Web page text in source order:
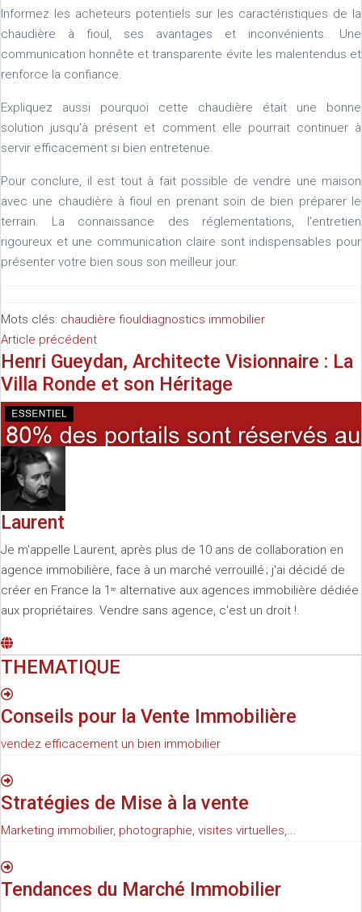
Informez les acheteurs potentiels sur les caractéristiques de la
chaudière à fioul, ses avantages et inconvénients. Une
communication honnête et transparente évite les malentendus et
renforce la confiance.
Expliquez aussi pourquoi cette chaudière était une bonne
solution jusqu'à présent et comment elle pourrait continuer à
servir efficacement si bien entretenue.
Pour conclure, il est tout à fait possible de vendre une maison
avec une chaudière à fioul en prenant soin de bien préparer le
terrain. La connaissance des réglementations, l'entretien
rigoureux et une communication claire sont indispensables pour
présenter votre bien sous son meilleur jour.
Mots clés: chaudière fiouldiagnostics immobilier
Article précédent
Henri Gueydan, Architecte Visionnaire : La
Villa Ronde et son Héritage
Laurent
Je m'appelle Laurent, après plus de 10 ans de collaboration en
agence immobilière, face à un marché verrouillé ; j'ai décidé de
créer en France la 1ʳᵉ alternative aux agences immobilière dédiée
aux propriétaires. Vendre sans agence, c'est un droit !.
THEMATIQUE
Conseils pour la Vente Immobilière
vendez efficacement un bien immobilier
Stratégies de Mise à la vente
Marketing immobilier, photographie, visites virtuelles,...
Tendances du Marché Immobilier